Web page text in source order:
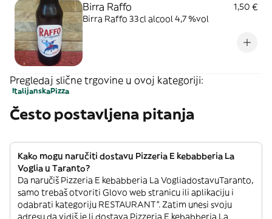
Birra Raffo
1,50 €
Birra Raffo 33cl alcool 4,7 %vol
Pregledaj slične trgovine u ovoj kategoriji:
ItalijanskaPizza
Često postavljena pitanja
Kako mogu naručiti dostavu Pizzeria E kebabberia La
Voglia u Taranto?
Da naručiš Pizzeria E kebabberia La VogliadostavuTaranto,
samo trebaš otvoriti Glovo web stranicu ili aplikaciju i
odabrati kategoriju RESTAURANT”. Zatim unesi svoju
adresu da vidiš je li dostava Pizzeria E kebabberia La